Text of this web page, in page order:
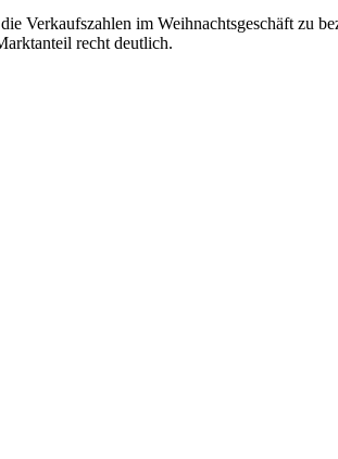
Verkaufszahlen im Weihnachtsgeschäft zu
recht deutlich.